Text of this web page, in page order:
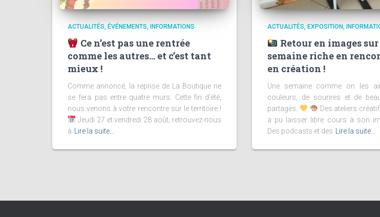
ACTUALITÉS ÉVÉNEMENTS INFORMATIONS
Ce n’est pas une rentrée
comme les autres… et c’est tant
mieux !
Comme annoncé, la reprise de La Boutique ne
se fera pas entre quatre murs. Cette fin d’été,
nous venons à votre rencontre sur le territoire !
Jeudi 27 et vendredi 28 août, retrouvez-nous
à
Lire la suite…
ACTUALITÉS EXPOSITION
Retour en images
semaine riche en
en création !
Une semaine comme on les
couleurs, de sourires et de
partagés.
Des ateliers
a pu laisser libre cours à son
Des podcasts et des
Lire la suite…